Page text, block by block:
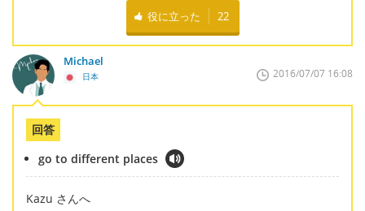
役に立った 22
Michael
日本 2016/07/07 16:08
回答
go to different places
Kazu さんへ